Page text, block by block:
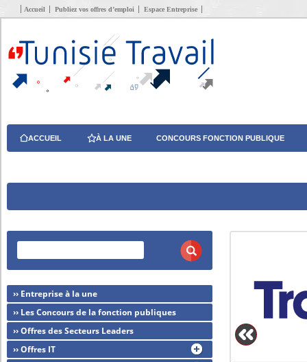
Accueil Publiez vos offres d’emploi Espace Entreprise
ACCUEIL À LA UNE CONCOURS FONCTION PUBLIQUE
›› Entreprise à la une
›› Les Concours de la fonction publiques
›› Offres des Secteurs Leaders
›› Offres IT